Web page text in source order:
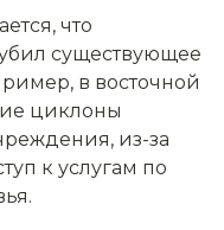
что
существующее
в восточной
циклоны
из-за
к услугам по